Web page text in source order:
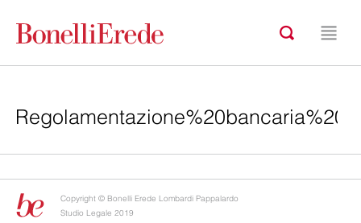
Copyright © Bonelli Erede Lombardi Pappalardo
Studio Legale 2019